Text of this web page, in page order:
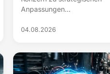
Anpassungen...
04.08.2026